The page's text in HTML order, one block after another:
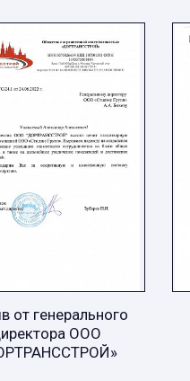
от генерального
ООО